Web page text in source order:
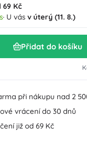
69 Kč
· U vás v úterý (11. 8.)
Přidat do košíku
při nákupu nad 2
vrácení do 30 dnů
již od 69 Kč